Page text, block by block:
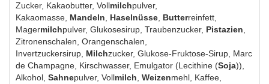
Zucker, Kakaobutter, Vollmilchpulver,
Kakaomasse, Mandeln Haselnüsse Butterreinfett,
Magermilchpulver, Glukosesirup, Traubenzucker, Pistazien
Zitronenschalen, Orangenschalen,
Invertzuckersirup, Milchzucker, Glukose-Fruktose-Sirup, Marc
de Champagne, Kirschwasser, Emulgator (Lecithine (Soja)),
Alkohol, Sahnepulver, Vollmilch Weizenmehl, Kaffee,